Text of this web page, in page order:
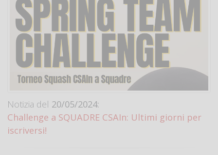
Notizia del 20/05/2024:
Challenge a SQUADRE CSAIn: Ultimi giorni per
iscriversi!